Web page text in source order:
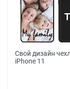
Свой дизайн
iPhone 11